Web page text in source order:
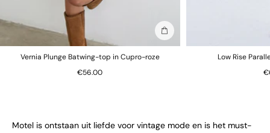
In winkelmand
Vernia Plunge Batwing-top in Cupro-roze
€56.00
Low Rise
Motel is ontstaan uit liefde voor vintage mode en is het must-